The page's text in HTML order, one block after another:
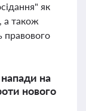
як
а також
правового
на
нового